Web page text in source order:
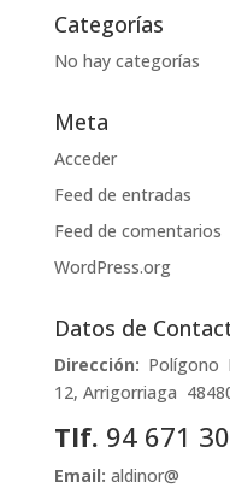
Categorías
No hay categorías
Meta
Acceder
Feed de entradas
Feed de comentarios
WordPress.org
Datos de
Dirección: Polígono
12, Arrigorriaga
Tlf. 94 671
Email: aldinor@